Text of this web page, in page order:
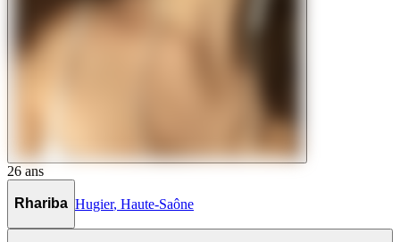
26 ans
Rhariba Hugier, Haute-Saône